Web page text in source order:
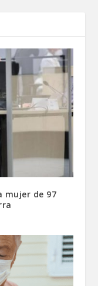
mujer de 97